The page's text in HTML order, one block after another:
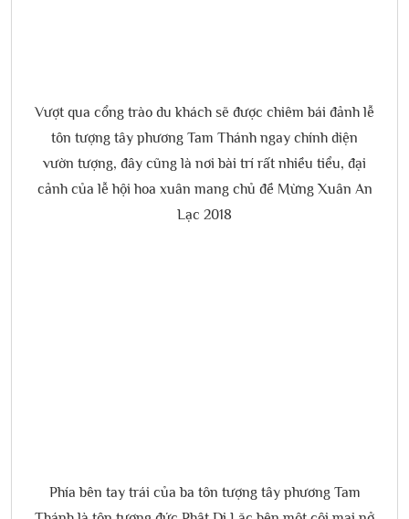
Vượt qua cổng trào du khách sẽ được chiêm bái đảnh lễ
tôn tượng tây phương Tam Thánh ngay chính diện
vườn tượng, đây cũng là nơi bài trí rất nhiều tiểu, đại
cảnh của lễ hội hoa xuân mang chủ đề Mừng Xuân An
Lạc 2018
Phía bên tay trái của ba tôn tượng tây phương Tam